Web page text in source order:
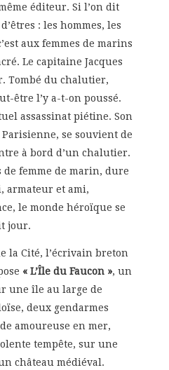
éditeur. Si l’on dit
: les hommes, les
aux femmes de marins
Le capitaine Jacques
Tombé du chalutier,
être l’y a-t-on poussé.
assassinat piétine. Son
se souvient de
à bord d’un chalutier.
de femme de marin, dure
armateur et ami,
le monde héroïque se
jour.
la Cité, l’écrivain breton
« L’Île du Faucon », un
une île au large de
deux gendarmes
amoureuse en mer,
tempête, sur une
château médiéval.